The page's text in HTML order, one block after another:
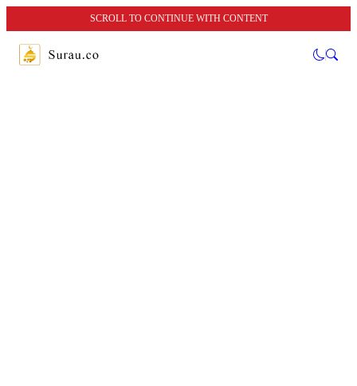
SCROLL TO CONTINUE WITH CONTENT